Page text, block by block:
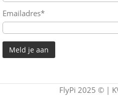
Emailadres*
FlyPi 2025 © |